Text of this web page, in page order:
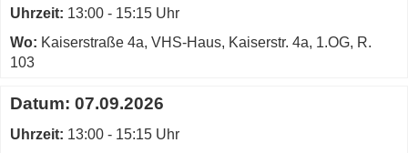
vhs
Raum
103
neuem
Fenster
diesen
Kurs
Uhrzeit: 13:00 - 15:15 Uhr
Wo: Kaiserstraße 4a, VHS-Haus, Kaiserstr. 4a, 1.OG, R.
103
Datum: 07.09.2026
Uhrzeit: 13:00 - 15:15 Uhr